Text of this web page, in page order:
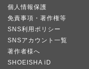
個人情報保護
免責事項・著作権等
SNS利用ポリシー
SNSアカウント一覧
著作者様へ
SHOEISHA iD